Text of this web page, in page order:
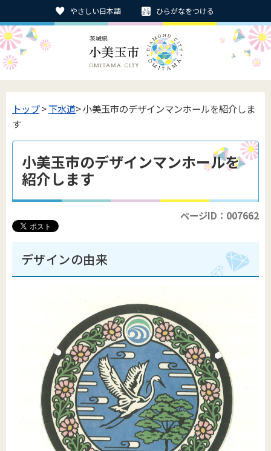
やさしい日本語 ひらがなをつける
トップ>下水道> 小美玉市のデザインマンホールを紹介しま
す
小美玉市のデザインマンホールを
紹介します
ページID：007662
デザインの由来